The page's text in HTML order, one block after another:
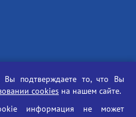
безопасности
Вы подтверждаете то, что Вы
cookies на нашем сайте.
информация не может